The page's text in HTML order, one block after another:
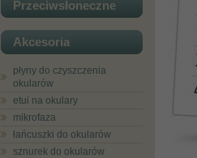
Przeciwsłoneczne
Akcesoria
płyny do czyszczenia
okularów
etui na okulary
mikrofaza
łańcuszki do okularów
sznurek do okularów